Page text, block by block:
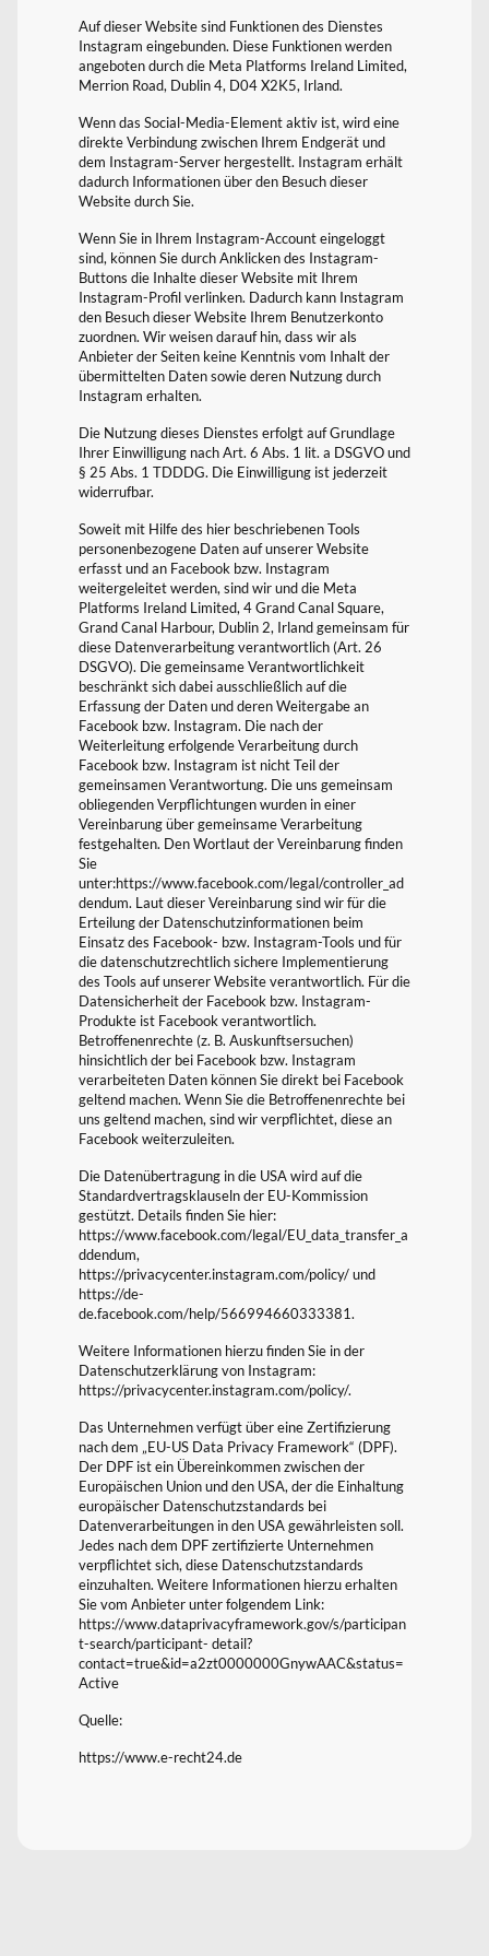
Auf dieser Website sind Funktionen des Dienstes
Instagram eingebunden. Diese Funktionen werden
angeboten durch die Meta Platforms Ireland Limited,
Merrion Road, Dublin 4, D04 X2K5, Irland.
Wenn das Social-Media-Element aktiv ist, wird eine
direkte Verbindung zwischen Ihrem Endgerät und
dem Instagram-Server hergestellt. Instagram erhält
dadurch Informationen über den Besuch dieser
Website durch Sie.
Wenn Sie in Ihrem Instagram-Account eingeloggt
sind, können Sie durch Anklicken des Instagram-
Buttons die Inhalte dieser Website mit Ihrem
Instagram-Profil verlinken. Dadurch kann Instagram
den Besuch dieser Website Ihrem Benutzerkonto
zuordnen. Wir weisen darauf hin, dass wir als
Anbieter der Seiten keine Kenntnis vom Inhalt der
übermittelten Daten sowie deren Nutzung durch
Instagram erhalten.
Die Nutzung dieses Dienstes erfolgt auf Grundlage
Ihrer Einwilligung nach Art. 6 Abs. 1 lit. a DSGVO und
§ 25 Abs. 1 TDDDG. Die Einwilligung ist jederzeit
widerrufbar.
Soweit mit Hilfe des hier beschriebenen Tools
personenbezogene Daten auf unserer Website
erfasst und an Facebook bzw. Instagram
weitergeleitet werden, sind wir und die Meta
Platforms Ireland Limited, 4 Grand Canal Square,
Grand Canal Harbour, Dublin 2, Irland gemeinsam für
diese Datenverarbeitung verantwortlich (Art. 26
DSGVO). Die gemeinsame Verantwortlichkeit
beschränkt sich dabei ausschließlich auf die
Erfassung der Daten und deren Weitergabe an
Facebook bzw. Instagram. Die nach der
Weiterleitung erfolgende Verarbeitung durch
Facebook bzw. Instagram ist nicht Teil der
gemeinsamen Verantwortung. Die uns gemeinsam
obliegenden Verpflichtungen wurden in einer
Vereinbarung über gemeinsame Verarbeitung
festgehalten. Den Wortlaut der Vereinbarung finden
Sie
unter:https://www.facebook.com/legal/controller_ad
dendum. Laut dieser Vereinbarung sind wir für die
Erteilung der Datenschutzinformationen beim
Einsatz des Facebook- bzw. Instagram-Tools und für
die datenschutzrechtlich sichere Implementierung
des Tools auf unserer Website verantwortlich. Für die
Datensicherheit der Facebook bzw. Instagram-
Produkte ist Facebook verantwortlich.
Betroffenenrechte (z. B. Auskunftsersuchen)
hinsichtlich der bei Facebook bzw. Instagram
verarbeiteten Daten können Sie direkt bei Facebook
geltend machen. Wenn Sie die Betroffenenrechte bei
uns geltend machen, sind wir verpflichtet, diese an
Facebook weiterzuleiten.
Die Datenübertragung in die USA wird auf die
Standardvertragsklauseln der EU-Kommission
gestützt. Details finden Sie hier:
https://www.facebook.com/legal/EU_data_transfer_a
ddendum,
https://privacycenter.instagram.com/policy/ und
https://de-
de.facebook.com/help/566994660333381.
Weitere Informationen hierzu finden Sie in der
Datenschutzerklärung von Instagram:
https://privacycenter.instagram.com/policy/.
Das Unternehmen verfügt über eine Zertifizierung
nach dem „EU-US Data Privacy Framework“ (DPF).
Der DPF ist ein Übereinkommen zwischen der
Europäischen Union und den USA, der die Einhaltung
europäischer Datenschutzstandards bei
Datenverarbeitungen in den USA gewährleisten soll.
Jedes nach dem DPF zertifizierte Unternehmen
verpflichtet sich, diese Datenschutzstandards
einzuhalten. Weitere Informationen hierzu erhalten
Sie vom Anbieter unter folgendem Link:
https://www.dataprivacyframework.gov/s/participan
t-search/participant- detail?
contact=true&id=a2zt0000000GnywAAC&status=
Active
Quelle:
https://www.e-recht24.de